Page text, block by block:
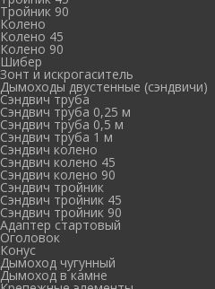
Тройник 90
Колено
Колено 45
Колено 90
Шибер
Зонт и искрогаситель
Дымоходы двустенные (сэндвичи)
Сэндвич труба
Сэндвич труба 0,25 м
Сэндвич труба 0,5 м
Сэндвич труба 1 м
Сэндвич колено
Сэндвич колено 45
Сэндвич колено 90
Сэндвич тройник
Сэндвич тройник 45
Сэндвич тройник 90
Адаптер стартовый
Оголовок
Конус
Дымоход чугунный
Дымоход в камне